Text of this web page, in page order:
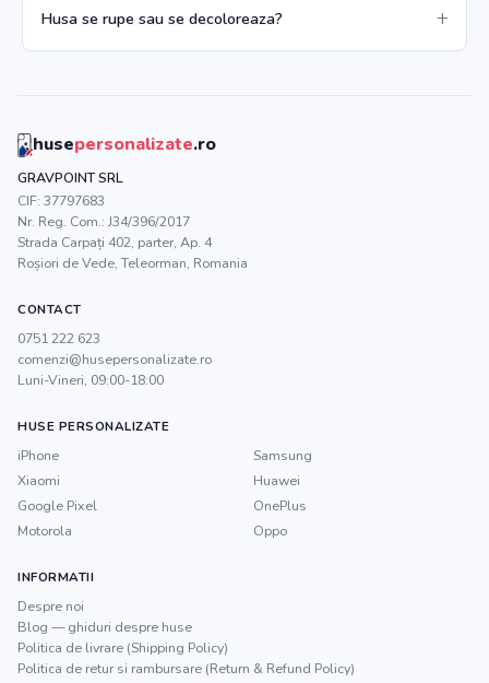
Husa se rupe sau se decoloreaza?
husepersonalizate.ro
GRAVPOINT SRL
CIF: 37797683
Nr. Reg. Com.: J34/396/2017
Strada Carpați 402, parter, Ap. 4
Roșiori de Vede,Teleorman, Romania
CONTACT
0751 222 623
comenzi@husepersonalizate.ro
Luni-Vineri, 09:00-18:00
HUSE PERSONALIZATE
iPhone
Samsung
Xiaomi
Huawei
Google Pixel
OnePlus
Motorola
Oppo
INFORMATII
Despre noi
Blog — ghiduri despre huse
Politica de livrare (Shipping Policy)
Politica de retur si rambursare (Return & Refund Policy)